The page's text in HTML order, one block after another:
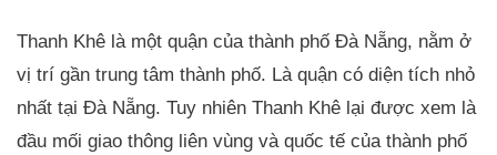
Thanh Khê là một quận của thành phố Đà Nẵng, nằm ở
vị trí gần trung tâm thành phố. Là quận có diện tích nhỏ
nhất tại Đà Nẵng. Tuy nhiên Thanh Khê lại được xem là
đầu mối giao thông liên vùng và quốc tế của thành phố